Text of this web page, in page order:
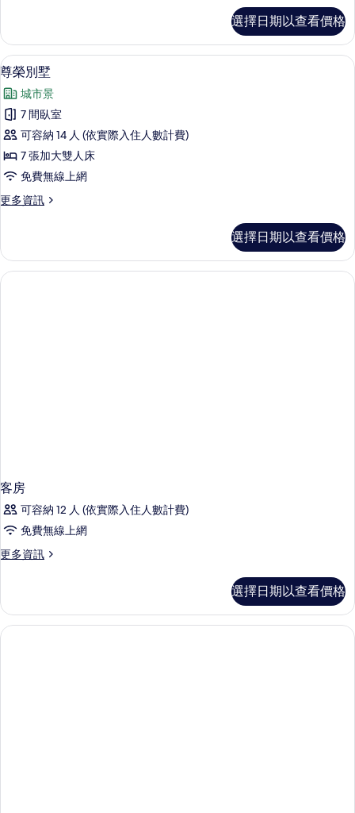
城
市
景
觀
的
所
有
相
片
別
墅,
4
間
臥
室,
城
市
景
觀
的
詳
選擇日期以查看價格
顯
示
尊
榮
別
墅
所
相
片
尊榮別墅 | 高級寢具、記憶床墊、書
4
尊榮別墅
城市景
7 間臥室
可容納 14 人 (依實際入住人數計費)
7 張加大雙人床
免費無線上網
更多資訊
更
別
墅
的
選擇日期以查看價格
客房
可容納 12 人 (依實際入住人數計費)
免費無線上網
更多資訊
更
的
詳
情
選擇日期以查看價格